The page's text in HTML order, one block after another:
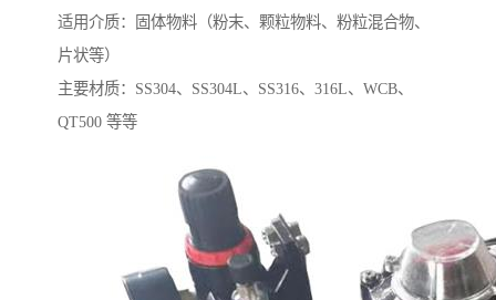
适用介质：固体物料（粉末、颗粒物料、粉粒混合物、
片状等）
主要材质：SS304、SS304L、SS316、316L、WCB、
QT500 等等